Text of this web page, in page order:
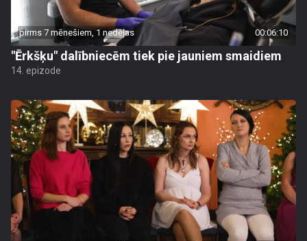
pirms 7 mēnešiem, 1 nedēļas 00:06:10
"Ērkšķu" dalībniecēm tiek pie jauniem smaidiem
14. epizode